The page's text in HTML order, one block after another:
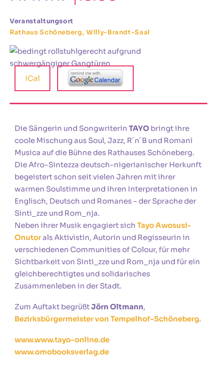
Veranstaltungsort
Rathaus Schöneberg, Willy-Brandt-Saal
iCal
Die Sängerin und Songwriterin TAYO bringt ihre
coole Mischung aus Soul, Jazz, R´n´B und Romani
Musica auf die Bühne des Rathauses Schöneberg.
Die Afro-Sintezza deutsch-nigerianischer Herkunft
begeistert schon seit vielen Jahren mit ihrer
warmen Soulstimme und ihren Interpretationen in
Englisch, Deutsch und Romanes – der Sprache der
Sinti_zze und Rom_nja.
Neben ihrer Musik engagiert sich Tayo Awosusi-
Onutorals Aktivistin, Autorin und Regisseurin in
verschiedenen Communities of Colour, für mehr
Sichtbarkeit von Sinti_zze und Rom_nja und für ein
gleichberechtigtes und solidarisches
Zusammenleben in der Stadt.
Zum Auftakt begrüßtJörn Oltmann,
Bezirksbürgermeister von Tempelhof-Schöneberg.
www.www.tayo-online.de
www.omobooksverlag.de